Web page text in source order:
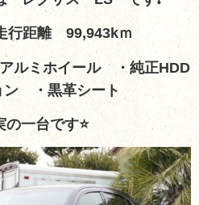
行距離 99,943kｍ
ルミホイール ・純正HDD
ン ・黒革シート
の一台です⭐